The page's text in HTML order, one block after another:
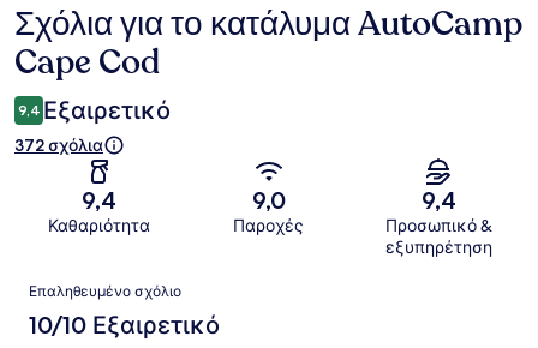
Σχόλια
Σχόλια για το κατάλυμα AutoCamp
Cape Cod
9,4 Εξαιρετικό
372 σχόλια
9,4
Καθαριότητα
9,0
Παροχές
9,4
Προσωπικό &
εξυπηρέτηση
Σχόλια
Επαληθευμένο σχόλιο
10/10 Εξαιρετικό